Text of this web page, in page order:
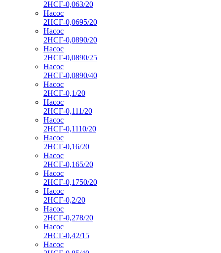
2НСГ-0,063/20
Насос
2НСГ-0,0695/20
Насос
2НСГ-0,0890/20
Насос
2НСГ-0,0890/25
Насос
2НСГ-0,0890/40
Насос
2НСГ-0,1/20
Насос
2НСГ-0,111/20
Насос
2НСГ-0,1110/20
Насос
2НСГ-0,16/20
Насос
2НСГ-0,165/20
Насос
2НСГ-0,1750/20
Насос
2НСГ-0,2/20
Насос
2НСГ-0,278/20
Насос
2НСГ-0,42/15
Насос